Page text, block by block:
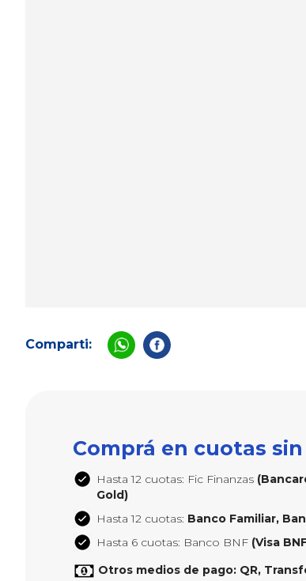
Comparti:
Comprá en cuotas
Hasta 12 cuotas: Fic Finanzas
Gold)
Hasta 12 cuotas: Banco Familiar,
Hasta 6 cuotas: Banco BNF (Visa
Otros medios de pago: QR,